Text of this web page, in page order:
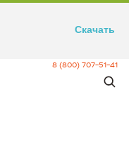
8 (800) 707-51-41
Скачать